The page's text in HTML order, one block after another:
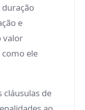
e
valor
como ele
cláusulas de